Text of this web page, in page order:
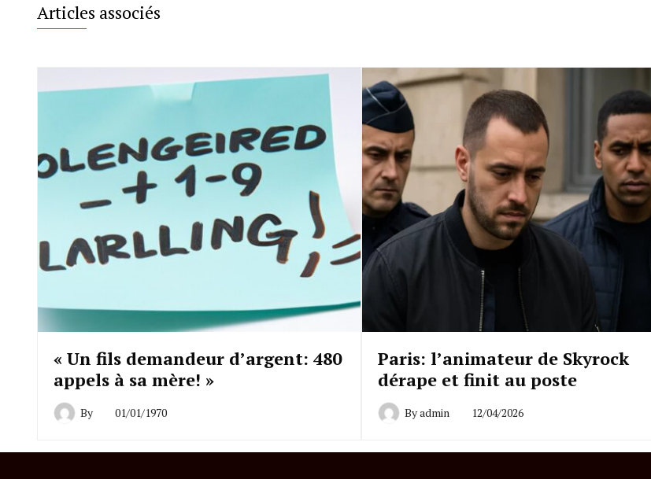
Articles associés
« Un fils demandeur d’argent: 480
appels à sa mère! »
By 01/01/1970
Paris: l’animateur de Skyrock
dérape et finit au poste
Byadmin 12/04/2026